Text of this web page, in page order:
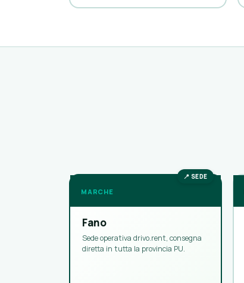
📍 SEDE
MARCHE
Fano
Sede operativa drivo.rent, consegna
diretta in tutta la provincia PU.